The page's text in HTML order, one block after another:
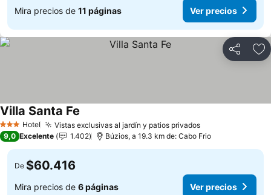
Mira precios de 11 páginas Ver precios
Compartir
3 Estrellas
Hotel Vistas exclusivas al jardín y patios privadosVer precios
Villa Santa Fe
9,0 Excelente 1.402 Búzios, a 19.3 km de: Cabo Frio
De $60.416
Mira precios de 6 páginas Ver precios